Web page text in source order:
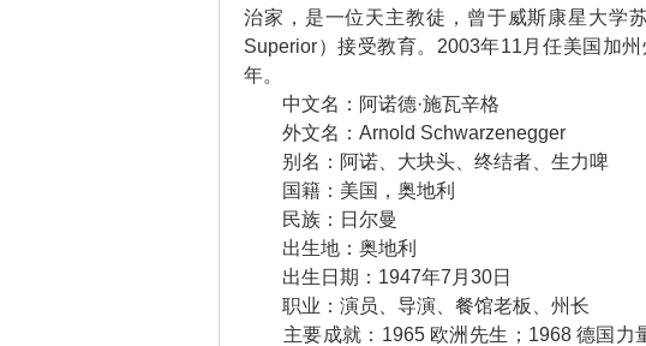
治家，是一位天主教徒，曾于威斯康星大学
Superior）接受教育。2003年11月任美国加
年。
中文名：阿诺德·施瓦辛格
外文名：Arnold Schwarzenegger
别名：阿诺、大块头、终结者、生力啤
国籍：美国，奥地利
民族：日尔曼
出生地：奥地利
出生日期：1947年7月30日
职业：演员、导演、餐馆老板、州长
主要成就：1965 欧洲先生；1968 德国力